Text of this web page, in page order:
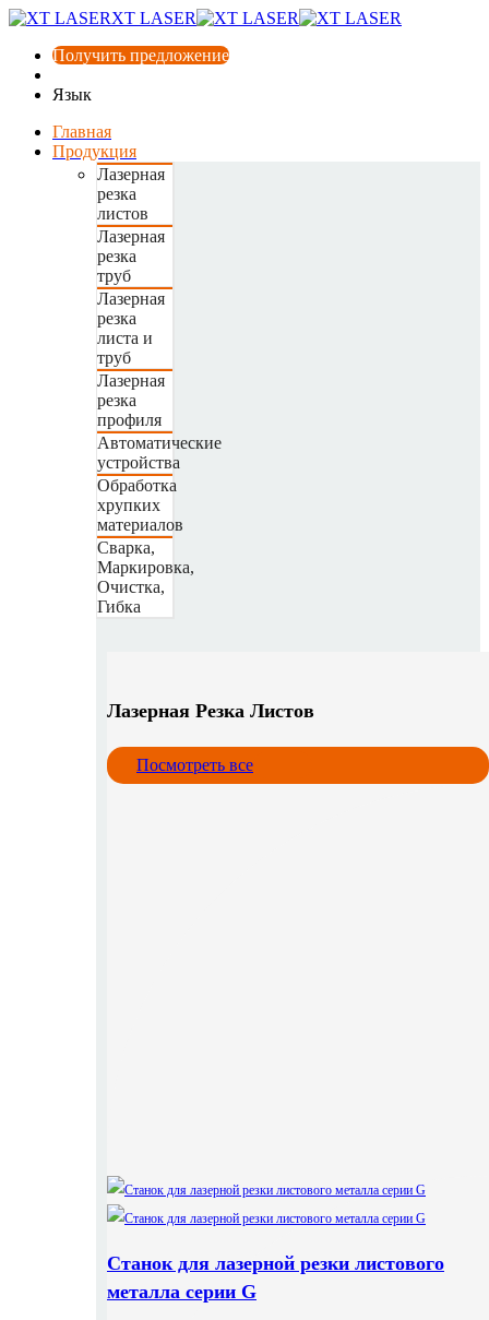
XT LASER
Получить предложение
Язык
Главная
Продукция
Лазерная
резка
листов
Лазерная
резка
труб
Лазерная
резка
листа и
труб
Лазерная
резка
профиля
Автоматические
устройства
Обработка
хрупких
материалов
Сварка,
Маркировка,
Очистка,
Гибка
Лазерная Резка Листов
Посмотреть все
Станок для лазерной резки листового
металла серии G